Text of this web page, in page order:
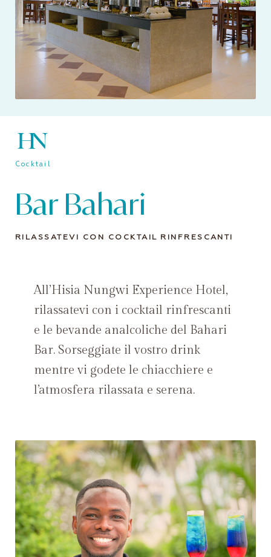
Cocktail
Bar Bahari
RILASSATEVI CON COCKTAIL RINFRESCANTI
All’Hisia Nungwi Experience Hotel,
rilassatevi con i cocktail rinfrescanti
e le bevande analcoliche del Bahari
Bar. Sorseggiate il vostro drink
mentre vi godete le chiacchiere e
l’atmosfera rilassata e serena.